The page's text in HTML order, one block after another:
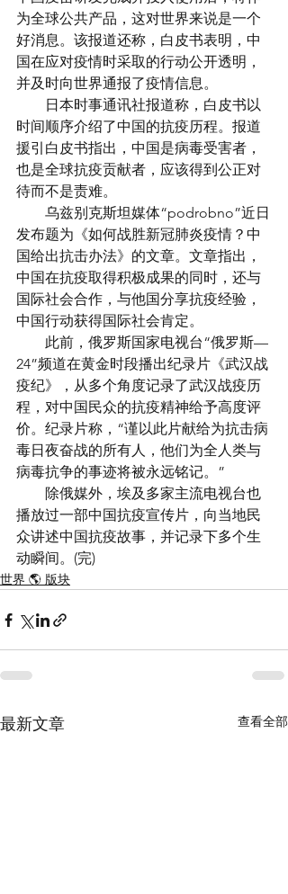
为全球公共产品，这对世界来说是一个
好消息。该报道还称，白皮书表明，中
国在应对疫情时采取的行动公开透明，
并及时向世界通报了疫情信息。
日本时事通讯社报道称，白皮书以
时间顺序介绍了中国的抗疫历程。报道
援引白皮书指出，中国是病毒受害者，
也是全球抗疫贡献者，应该得到公正对
待而不是责难。
乌兹别克斯坦媒体“podrobno”近日
发布题为《如何战胜新冠肺炎疫情？中
国给出抗击办法》的文章。文章指出，
中国在抗疫取得积极成果的同时，还与
国际社会合作，与他国分享抗疫经验，
中国行动获得国际社会肯定。
此前，俄罗斯国家电视台“俄罗斯—
24”频道在黄金时段播出纪录片《武汉战
疫纪》，从多个角度记录了武汉战疫历
程，对中国民众的抗疫精神给予高度评
价。纪录片称，“谨以此片献给为抗击病
毒日夜奋战的所有人，他们为全人类与
病毒抗争的事迹将被永远铭记。”
除俄媒外，埃及多家主流电视台也
播放过一部中国抗疫宣传片，向当地民
众讲述中国抗疫故事，并记录下多个生
动瞬间。(完)
世界 🌎 版块
最新文章 查看全部